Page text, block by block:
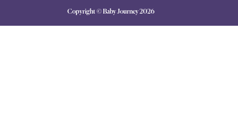
Copyright © Baby Journey2026